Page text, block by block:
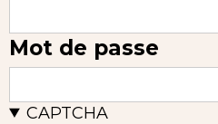
Mot de passe
CAPTCHA